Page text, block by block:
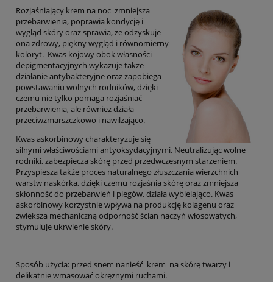
Rozjaśniający krem na noc zmniejsza
przebarwienia, poprawia kondycję i
wygląd skóry oraz sprawia, że odzyskuje
ona zdrowy, piękny wygląd i równomierny
koloryt. Kwas kojowy obok własności
depigmentacyjnych wykazuje także
działanie antybakteryjne oraz zapobiega
powstawaniu wolnych rodników, dzięki
czemu nie tylko pomaga rozjaśniać
przebarwienia, ale również działa
przeciwzmarszczkowo i nawilżająco.
Kwas askorbinowy charakteryzuje się
silnymi właściwościami antyoksydacyjnymi. Neutralizując wolne
rodniki, zabezpiecza skórę przed przedwczesnym starzeniem.
Przyspiesza także proces naturalnego złuszczania wierzchnich
warstw naskórka, dzięki czemu rozjaśnia skórę oraz zmniejsza
skłonność do przebarwień i piegów, działa wybielająco. Kwas
askorbinowy korzystnie wpływa na produkcję kolagenu oraz
zwiększa mechaniczną odporność ścian naczyń włosowatych,
stymuluje ukrwienie skóry.
Sposób użycia: przed snem nanieść krem na skórę twarzy i
delikatnie wmasować okrężnymi ruchami.